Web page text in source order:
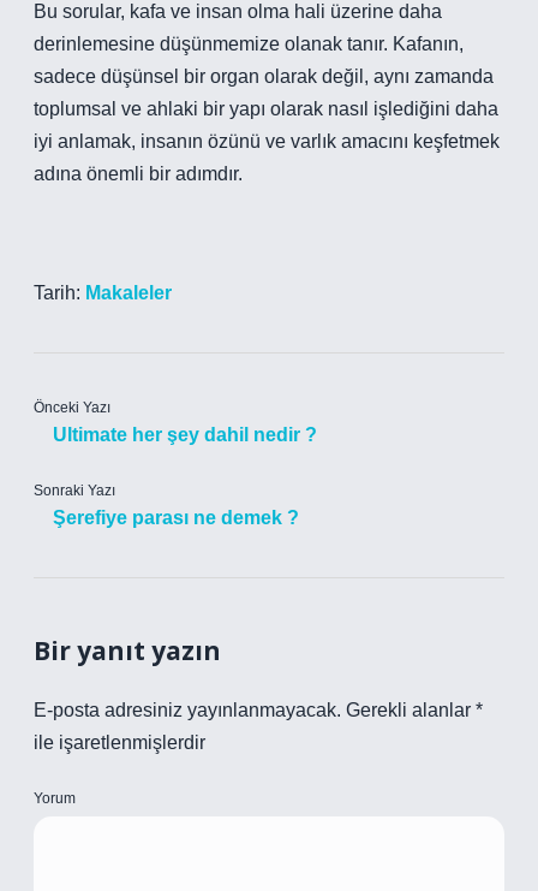
Bu sorular, kafa ve insan olma hali üzerine daha
derinlemesine düşünmemize olanak tanır. Kafanın,
sadece düşünsel bir organ olarak değil, aynı zamanda
toplumsal ve ahlaki bir yapı olarak nasıl işlediğini daha
iyi anlamak, insanın özünü ve varlık amacını keşfetmek
adına önemli bir adımdır.
Tarih: Makaleler
Önceki Yazı
Ultimate her şey dahil nedir ?
Sonraki Yazı
Şerefiye parası ne demek ?
Bir yanıt yazın
E-posta adresiniz yayınlanmayacak. Gerekli alanlar *
ile işaretlenmişlerdir
Yorum